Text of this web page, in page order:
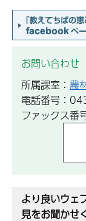
お問い合わせ
所属課室： 農
電話番号：
ファックス
より良いウェ
見をお聞かせ